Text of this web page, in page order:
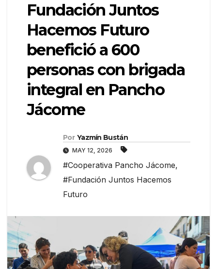
Fundación Juntos
Hacemos Futuro
benefició a 600
personas con brigada
integral en Pancho
Jácome
Por Yazmín Bustán
MAY 12, 2026
#Cooperativa Pancho Jácome,
#Fundación Juntos Hacemos
Futuro